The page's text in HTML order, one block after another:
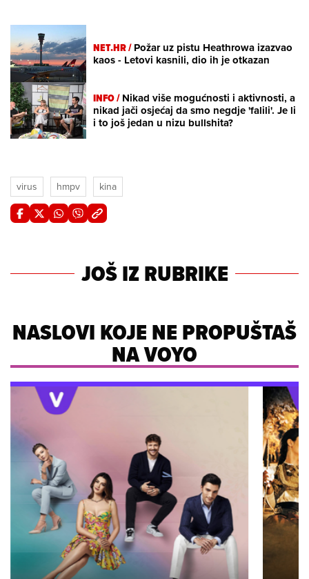
NET.HR /Požar uz pistu Heathrowa izazvao
kaos - Letovi kasnili, dio ih je otkazan
INFO /Nikad više mogućnosti i aktivnosti, a
nikad jači osjećaj da smo negdje 'falili'. Je li
i to još jedan u nizu bullshita?
virus hmpv kina
JOŠ IZ RUBRIKE
NASLOVI KOJE NE PROPUŠTAŠ
NA VOYO